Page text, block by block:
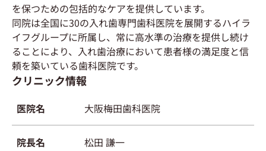
を保つための包括的なケアを提供しています。
同院は全国に30の入れ歯専門歯科医院を展開するハイラ
イフグループに所属し、常に高水準の治療を提供し続け
ることにより、入れ歯治療において患者様の満足度と信
頼を築いている歯科医院です。
クリニック情報
医院名 大阪梅田歯科医院
院長名 松田 謙一